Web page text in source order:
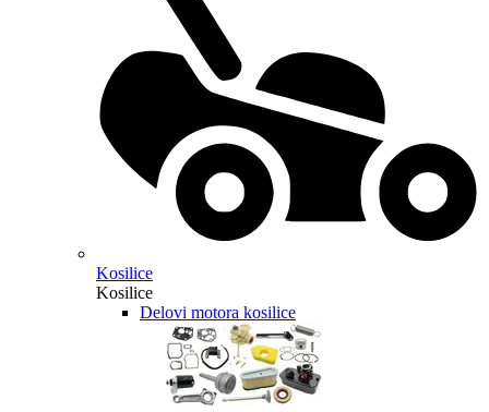
Kosilice
Kosilice
Delovi motora kosilice